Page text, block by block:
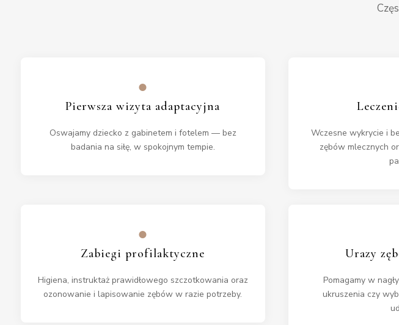
●
Pierwsza wizyta adaptacyjna
Oswajamy dziecko z gabinetem i fotelem — bez
badania na siłę, w spokojnym tempie.
Wczesne wykrycie i
zębów mlecznych
●
Zabiegi profilaktyczne
Higiena, instruktaż prawidłowego szczotkowania oraz
ozonowanie i lapisowanie zębów w razie potrzeby.
Urazy
Pomagamy w
ukruszenia czy